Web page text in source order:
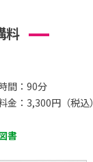
料
間：90分
金：3,300円（税込）
書